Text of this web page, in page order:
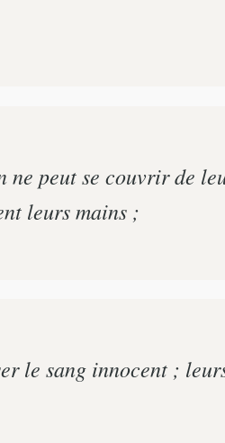
peut se couvrir de
leurs mains ;
le sang innocent ;